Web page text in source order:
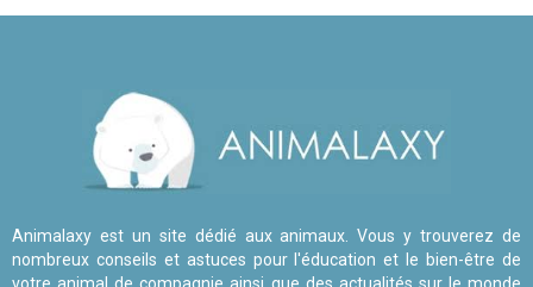
Animalaxy est un site dédié aux animaux. Vous y trouverez de
nombreux conseils et astuces pour l'éducation et le bien-être de